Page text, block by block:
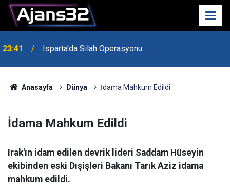
23:41 Isparta'da Silah Operasyonu
Anasayfa Dünya İdama Mahkum Edildi
İdama Mahkum Edildi
Irak'ın idam edilen devrik lideri Saddam Hüseyin
ekibinden eski Dışişleri Bakanı Tarık Aziz idama
mahkum edildi.